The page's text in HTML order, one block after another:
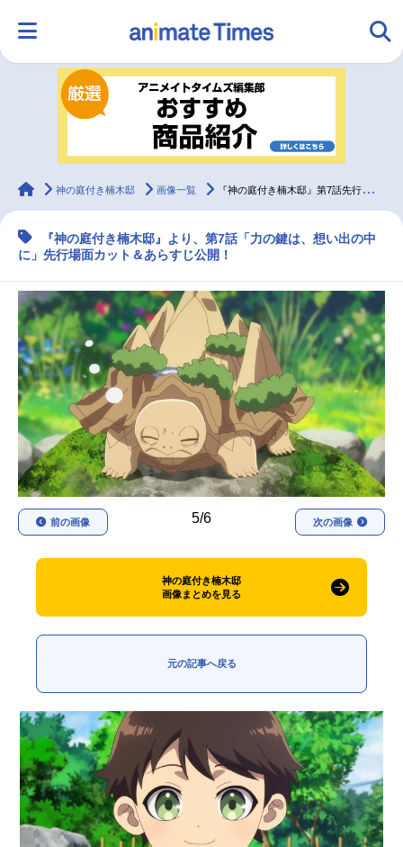
ランキング アニメ
ラジオ みんなの声 グッズ
マンガ・ラノベ ゲーム・アプリ
2.5次元 配信・Vtuber トレンド 無料マンガ
最新記事一覧
アニメ記事一覧 声優記事一覧
アニメ映画一覧 実写化映画一覧
今期アニメ曜日別一覧
春アニメ
animateTimes
神の庭付き楠木邸 画像一覧 『神の庭付き楠木邸』第7話先行場面カット＆あらすじ
『神の庭付き楠木邸』より、第7話「力の鍵は、想い出の中
に」先行場面カット＆あらすじ公開！
5/6
前の画像 次の画像
神の庭付き楠木邸
画像まとめを見る
元の記事へ戻る